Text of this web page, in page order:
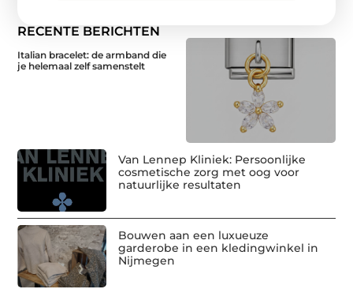
RECENTE BERICHTEN
Italian bracelet: de armband die
je helemaal zelf samenstelt
Van Lennep Kliniek: Persoonlijke
cosmetische zorg met oog voor
natuurlijke resultaten
Bouwen aan een luxueuze
garderobe in een kledingwinkel in
Nijmegen